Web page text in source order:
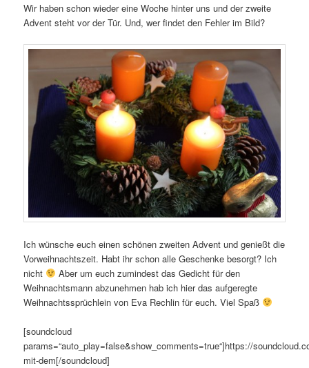
Wir haben schon wieder eine Woche hinter uns und der zweite
Advent steht vor der Tür. Und, wer findet den Fehler im Bild?
Ich wünsche euch einen schönen zweiten Advent und genießt die
Vorweihnachtszeit. Habt ihr schon alle Geschenke besorgt? Ich
nicht
Aber um euch zumindest das Gedicht für den
Weihnachtsmann abzunehmen hab ich hier das aufgeregte
Weihnachtssprüchlein von Eva Rechlin für euch. Viel Spaß
[soundcloud
params=“auto_play=false&show_comments=true“]https://
mit-dem[/soundcloud]